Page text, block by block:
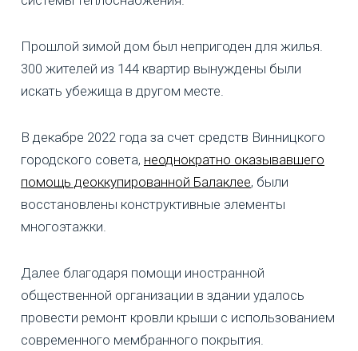
Прошлой зимой дом был непригоден для жилья.
300 жителей из 144 квартир вынуждены были
искать убежища в другом месте.
В декабре 2022 года за счет средств Винницкого
городского совета, неоднократно оказывавшего
помощь деоккупированной Балаклее, были
восстановлены конструктивные элементы
многоэтажки.
Далее благодаря помощи иностранной
общественной организации в здании удалось
провести ремонт кровли крыши с использованием
современного мембранного покрытия.